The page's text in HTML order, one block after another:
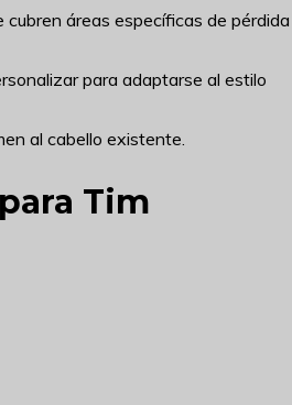
áreas específicas de pérdida
para adaptarse al estilo
al cabello existente.
Tim